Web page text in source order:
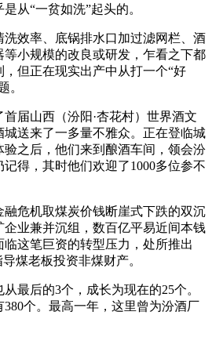
从“一贫如洗”起头的。
效率、底锅排水口加过滤网栏、酒
小规模的改良或研发，乍看之下都
但正在现实出产中从打一个“好
。
山西（汾阳·杏花村）世界酒文
送来了一多量不雅众。正在登临城
之后，他们来到酿酒车间，领会汾
得，其时他们欢迎了1000多位参不
危机取煤炭价钱断崖式下跌的双沉
业兼并沉组，数百亿平易近间本钱
这笔巨资的转型压力，处所推出
煤老板投资非煤财产。
后的3个，成长为现在的25个。
个。最高一年，这里曾为汾酒厂